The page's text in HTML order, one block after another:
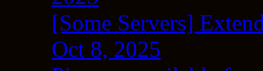
[Some Servers]
Oct 8, 2025